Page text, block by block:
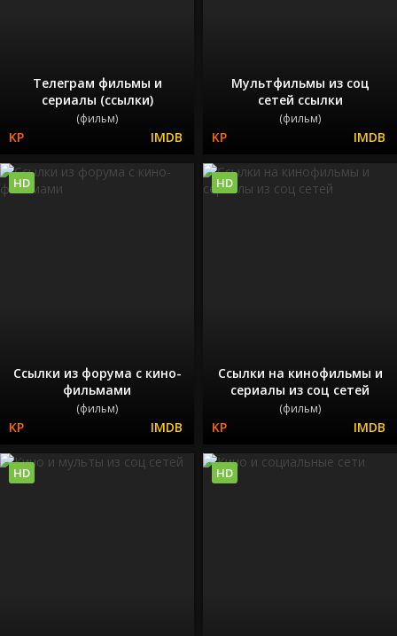
Телеграм фильмы и
сериалы (ссылки)
(фильм)
Мультфильмы из соц
сетей ссылки
(фильм)
Ссылки из форума с кино-
фильмами
(фильм)
HD
Ссылки на кинофильмы и
сериалы из соц сетей
(фильм)
HD
HD HD